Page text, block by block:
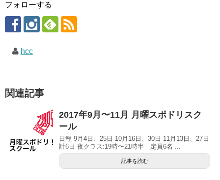
フォローする
hcc
関連記事
2017年9月〜11月 月曜スポドリスク
ール
日程 9月4日、25日 10月16日、30日 11月13日、27日
計6日 夜クラス:19時〜21時半 定員6名 ...
記事を読む